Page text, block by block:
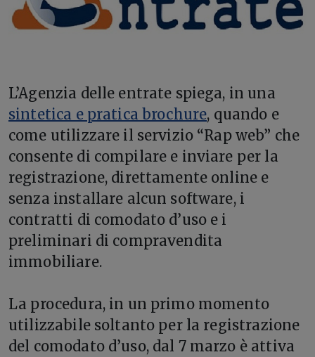
L’Agenzia delle entrate spiega, in una
sintetica e pratica brochure, quando e
come utilizzare il servizio “Rap web” che
consente di compilare e inviare per la
registrazione, direttamente online e
senza installare alcun software, i
contratti di comodato d’uso e i
preliminari di compravendita
immobiliare.
La procedura, in un primo momento
utilizzabile soltanto per la registrazione
del comodato d’uso, dal 7 marzo è attiva